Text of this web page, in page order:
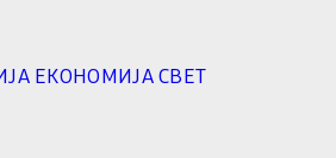
ЕКОНОМИЈАСВЕТ